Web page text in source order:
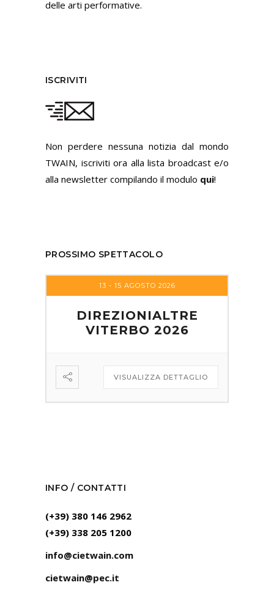
delle arti performative.
ISCRIVITI
Non perdere nessuna notizia dal mondo
TWAIN, iscriviti ora alla lista broadcast e/o
alla newsletter compilando il modulo qui!
PROSSIMO SPETTACOLO
13 - 15 AGOSTO 2026
DIREZIONIALTRE
VITERBO 2026
VISUALIZZA DETTAGLIO
INFO / CONTATTI
(+39) 380 146 2962
(+39) 338 205 1200
info@cietwain.com
cietwain@pec.it